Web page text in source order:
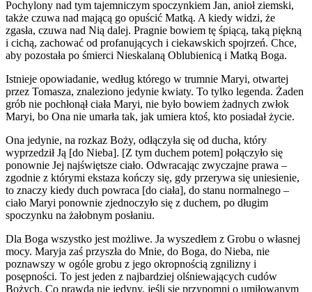
Pochylony nad tym tajemniczym spoczynkiem Jan, anioł ziemski,
także czuwa nad mającą go opuścić Matką. A kiedy widzi, że
zgasła, czuwa nad Nią dalej. Pragnie bowiem tę śpiącą, taką piękną
i cichą, zachować od profanujących i ciekawskich spojrzeń. Chce,
aby pozostała po śmierci Nieskalaną Oblubienicą i Matką Boga.
Istnieje opowiadanie, według którego w trumnie Maryi, otwartej
przez Tomasza, znaleziono jedynie kwiaty. To tylko legenda. Żaden
grób nie pochłonął ciała Maryi, nie było bowiem żadnych zwłok
Maryi, bo Ona nie umarła tak, jak umiera ktoś, kto posiadał życie.
Ona jedynie, na rozkaz Boży, odłączyła się od ducha, który
wyprzedził Ją [do Nieba]. [Z tym duchem potem] połączyło się
ponownie Jej najświętsze ciało. Odwracając zwyczajne prawa –
zgodnie z którymi ekstaza kończy się, gdy przerywa się uniesienie,
to znaczy kiedy duch powraca [do ciała], do stanu normalnego –
ciało Maryi ponownie zjednoczyło się z duchem, po długim
spoczynku na żałobnym posłaniu.
Dla Boga wszystko jest możliwe. Ja wyszedłem z Grobu o własnej
mocy. Maryja zaś przyszła do Mnie, do Boga, do Nieba, nie
poznawszy w ogóle grobu z jego okropnością zgnilizny i
posępności. To jest jeden z najbardziej olśniewających cudów
Bożych. Co prawda nie jedyny, jeśli się przypomni o umiłowanym